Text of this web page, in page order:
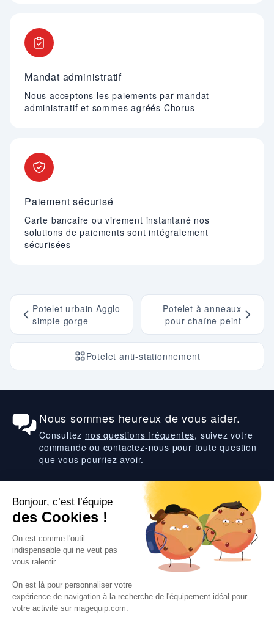
Mandat administratif
Nous acceptons les paiements par mandat
administratif et sommes agréés Chorus
Paiement sécurisé
Carte bancaire ou virement instantané nos
solutions de paiements sont intégralement
sécurisées
Potelet urbain Agglo
simple gorge
Potelet anti-stationnement
Potelet à anneaux
pour chaîne peint
Nous sommes heureux de vous aider.
Consultez nos questions fréquentes, suivez votre
commande ou contactez-nous pour toute question
que vous pourriez avoir.
Suivez-nous
VOS SERVICES
VOS DEMANDES